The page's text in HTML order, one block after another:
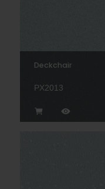
Deckchair
PX2013